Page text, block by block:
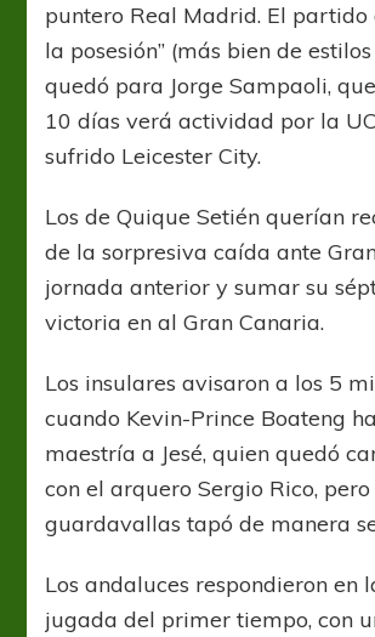
puntero Real Madrid. El partido
la posesión” (más bien de
quedó para Jorge Sampaoli,
10 días verá actividad por la
sufrido Leicester City.
Los de Quique Setién querían
de la sorpresiva caída ante
jornada anterior y sumar su
victoria en al Gran Canaria.
Los insulares avisaron a los 5
cuando Kevin-Prince Boateng
maestría a Jesé, quien quedó
con el arquero Sergio Rico, pero
guardavallas tapó de manera
Los andaluces respondieron en
jugada del primer tiempo, con